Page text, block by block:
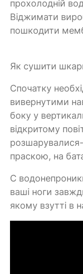
прохолодній
Віджимати
пошкодити
Як сушити
Спочатку
вивернутими
боку у
відкритому
праскою, на
C
ваші ноги
якому взутті в